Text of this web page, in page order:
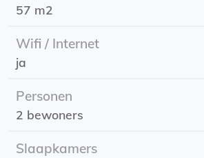
Energielabel: C
57 m2
Wifi / Internet
ja
Personen
2 bewoners
Slaapkamers